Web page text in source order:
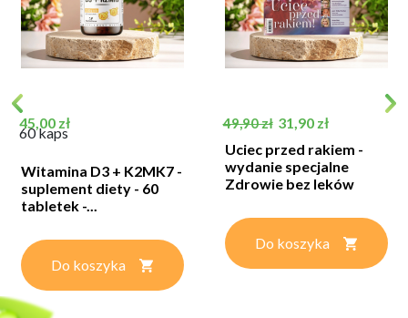
Cena
45,00 zł
60 kaps
Witamina D3 + K2MK7 -
suplement diety - 60
tabletek -...
Do koszyka
Cena podstawowa
49,90 zł Cena
31,90 zł
Uciec przed rakiem -
wydanie specjalne
Zdrowie bez leków
Do koszyka